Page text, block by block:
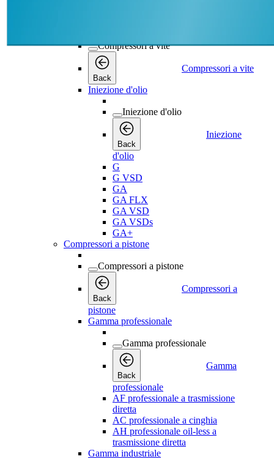
Compressori a vite
Back
Compressori a vite
Iniezione d'olio
Iniezione d'olio
Back
Iniezione
d'olio
G
G VSD
GA
GA FLX
GA VSD
GA VSDs
GA+
Compressori a pistone
Compressori a pistone
Back
Compressori a
pistone
Gamma professionale
Gamma professionale
Back
Gamma
professionale
AF professionale a trasmissione
diretta
AC professionale a cinghia
AH professionale oil-less a
trasmissione diretta
Gamma industriale